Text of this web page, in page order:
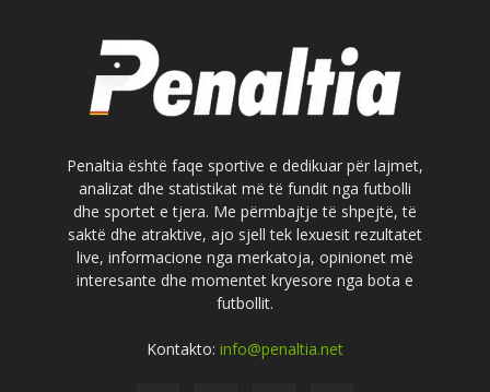
Penaltia është faqe sportive e dedikuar për lajmet,
analizat dhe statistikat më të fundit nga futbolli
dhe sportet e tjera. Me përmbajtje të shpejtë, të
saktë dhe atraktive, ajo sjell tek lexuesit rezultatet
live, informacione nga merkatoja, opinionet më
interesante dhe momentet kryesore nga bota e
futbollit.
Kontakto: info@penaltia.net